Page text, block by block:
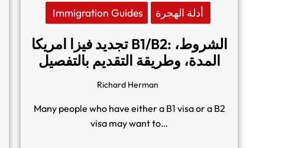
Immigration Guides أدلة الهجرة
تجديد فيزا امريكا B1/B2: الشروط،
المدة، وطريقة التقديم بالتفصيل
Richard Herman
Many people who have either a B1 visa or a B2
visa may want to…